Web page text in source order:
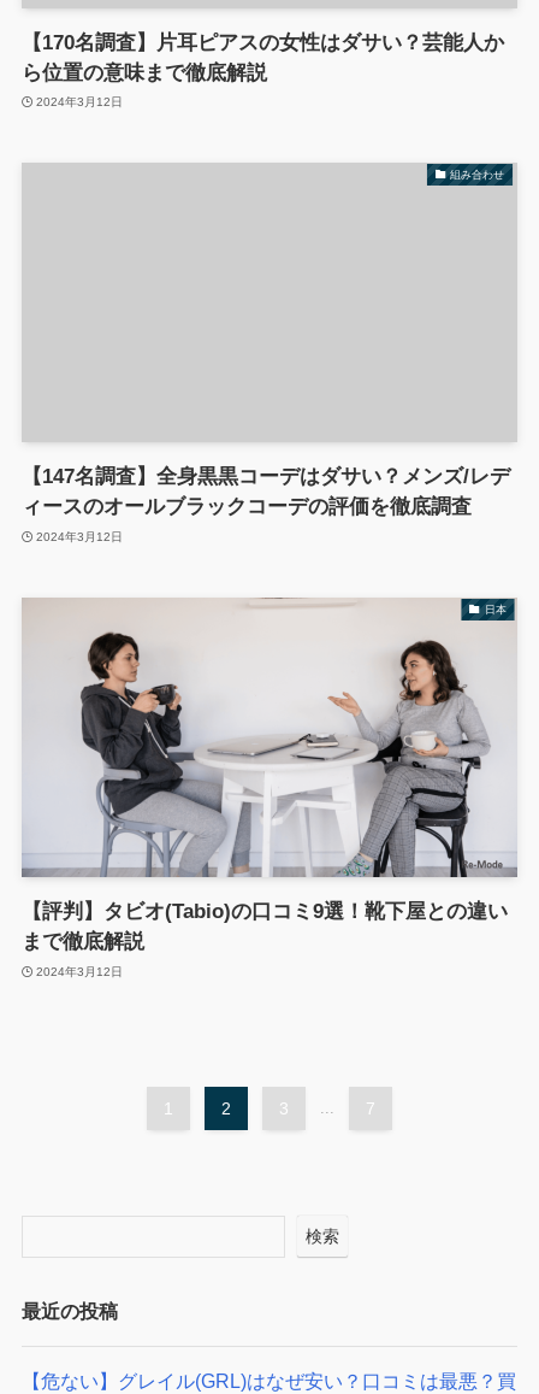
【170名調査】片耳ピアスの女性はダサい？芸能人か
ら位置の意味まで徹底解説
2024年3月12日
組み合わせ
【147名調査】全身黒黒コーデはダサい？メンズ/レデ
ィースのオールブラックコーデの評価を徹底調査
2024年3月12日
日本
【評判】タビオ(Tabio)の口コミ9選！靴下屋との違い
まで徹底解説
2024年3月12日
1 2 3 ... 7
検索
最近の投稿
【危ない】グレイル(GRL)はなぜ安い？口コミは最悪？買